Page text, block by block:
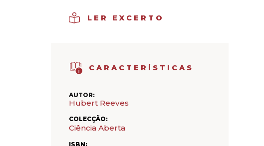
LER EXCERTO
CARACTERÍSTICAS
AUTOR:
Hubert Reeves
COLECÇÃO:
Ciência Aberta
ISBN: